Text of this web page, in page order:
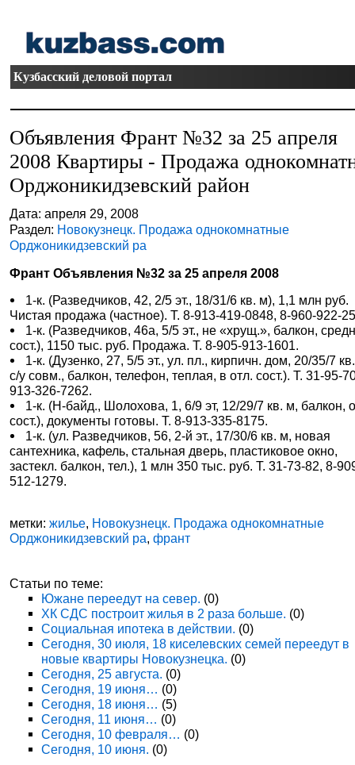
Кузбасский деловой портал
Объявления Франт №32 за 25 апреля
2008 Квартиры - Продажа
Орджоникидзевский район
Дата: апреля 29, 2008
Раздел: Новокузнецк. Продажа однокомнатные
Орджоникидзевский ра
Франт Объявления №32 за 25 апреля 2008
1-к. (Разведчиков, 42, 2/5 эт., 18/31/6 кв. м), 1,1 млн руб.
Чистая продажа (частное). Т. 8-913-419-0848, 8-960-922-
1-к. (Разведчиков, 46а, 5/5 эт., не «хрущ.», балкон,
сост.), 1150 тыс. руб. Продажа. Т. 8-905-913-1601.
1-к. (Дузенко, 27, 5/5 эт., ул. пл., кирпичн. дом, 20/35/7
с/у совм., балкон, телефон, теплая, в отл. сост.). Т. 31-95-
913-326-7262.
1-к. (Н-байд., Шолохова, 1, 6/9 эт, 12/29/7 кв. м, балкон,
сост.), документы готовы. Т. 8-913-335-8175.
1-к. (ул. Разведчиков, 56, 2-й эт., 17/30/6 кв. м, новая
сантехника, кафель, стальная дверь, пластиковое окно,
застекл. балкон, тел.), 1 млн 350 тыс. руб. Т. 31-73-82, 8-
512-1279.
метки:жилье, Новокузнецк. Продажа однокомнатные
Орджоникидзевский ра,франт
Статьи по теме:
Южане переедут на север. (0)
ХК СДС построит жилья в 2 раза больше. (0)
Социальная ипотека в действии. (0)
Сегодня, 30 июля, 18 киселевских семей переедут в
новые квартиры Новокузнецка. (0)
Сегодня, 25 августа. (0)
Сегодня, 19 июня… (0)
Сегодня, 18 июня… (5)
Сегодня, 11 июня… (0)
Сегодня, 10 февраля… (0)
Сегодня, 10 июня. (0)